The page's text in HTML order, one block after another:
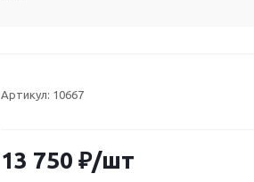
Артикул: 10667
13 750 ₽/шт